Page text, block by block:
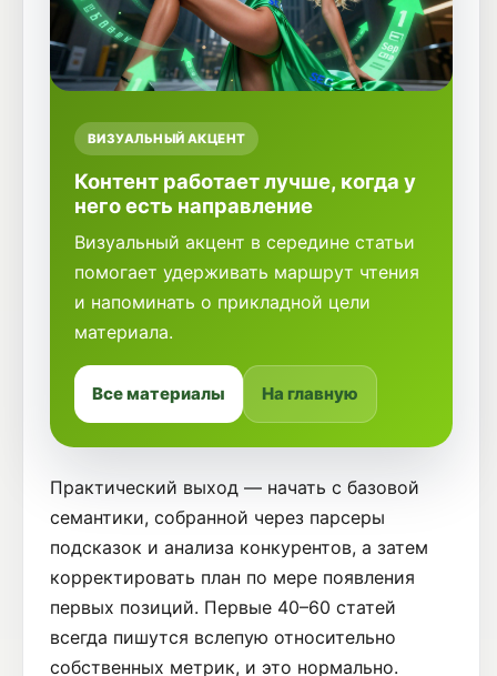
ВИЗУАЛЬНЫЙ АКЦЕНТ
Контент работает лучше, когда у
него есть направление
Визуальный акцент в середине статьи
помогает удерживать маршрут чтения
и напоминать о прикладной цели
материала.
Все материалы На главную
Практический выход — начать с базовой
семантики, собранной через парсеры
подсказок и анализа конкурентов, а затем
корректировать план по мере появления
первых позиций. Первые 40–60 статей
всегда пишутся вслепую относительно
собственных метрик, и это нормально.